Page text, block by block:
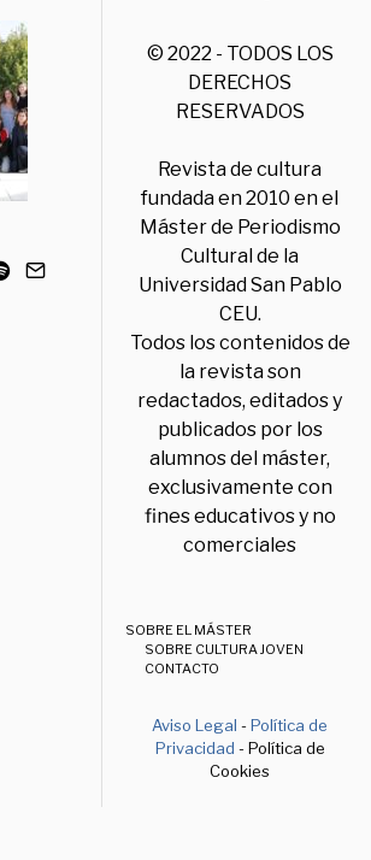
© 2022 - TODOS LOS
DERECHOS
RESERVADOS
Revista de cultura
fundada en 2010 en el
Máster de Periodismo
Cultural de la
Universidad San Pablo
CEU.
Todos los contenidos de
la revista son
redactados, editados y
publicados por los
alumnos del máster,
exclusivamente con
fines educativos y no
comerciales
SOBRE EL MÁSTER
SOBRE CULTURA JOVEN
CONTACTO
Aviso Legal -Política de
Privacidad - Política de
Cookies